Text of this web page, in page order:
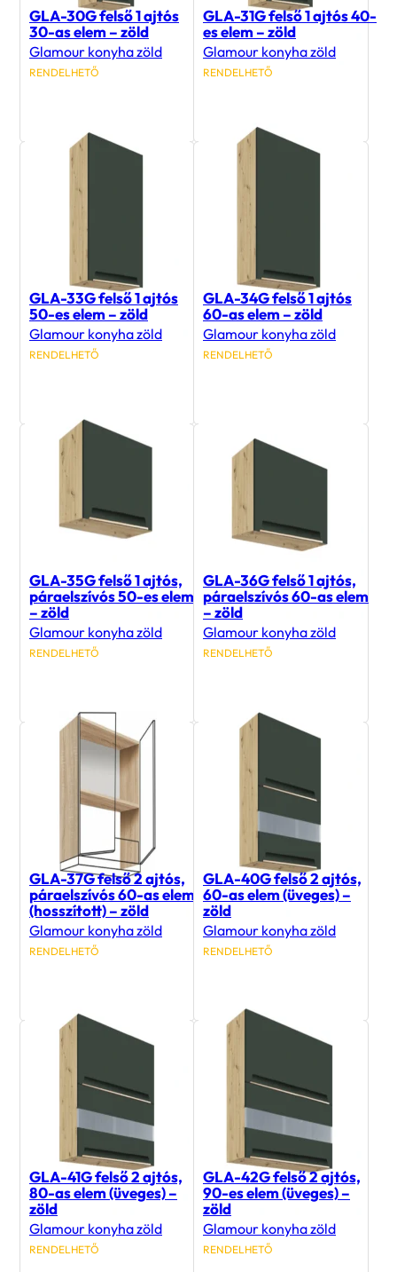
GLA-30G felső 1 ajtós
30-as elem – zöld
Glamour konyha zöld
RENDELHETŐ
GLA-31G felső 1 ajtós 40-
es elem – zöld
Glamour konyha zöld
RENDELHETŐ
GLA-33G felső 1 ajtós
50-es elem – zöld
Glamour konyha zöld
RENDELHETŐ
GLA-34G felső 1 ajtós
60-as elem – zöld
Glamour konyha zöld
RENDELHETŐ
GLA-35G felső 1 ajtós,
páraelszívós 50-es elem
– zöld
Glamour konyha zöld
RENDELHETŐ
GLA-36G felső 1 ajtós,
páraelszívós 60-as elem
– zöld
Glamour konyha zöld
RENDELHETŐ
GLA-37G felső 2 ajtós,
páraelszívós 60-as elem
(hosszított) – zöld
Glamour konyha zöld
RENDELHETŐ
GLA-40G felső 2 ajtós,
60-as elem (üveges) –
zöld
Glamour konyha zöld
RENDELHETŐ
GLA-41G felső 2 ajtós,
80-as elem (üveges) –
zöld
Glamour konyha zöld
RENDELHETŐ
GLA-42G felső 2 ajtós,
90-es elem (üveges) –
zöld
Glamour konyha zöld
RENDELHETŐ